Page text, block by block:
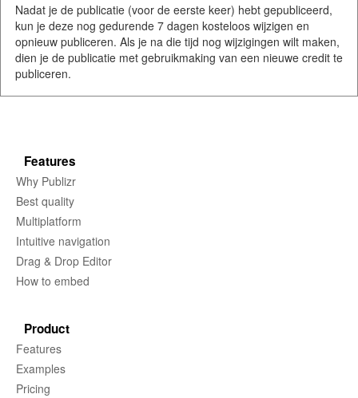
Nadat je de publicatie (voor de eerste keer) hebt gepubliceerd,
kun je deze nog gedurende 7 dagen kosteloos wijzigen en
opnieuw publiceren. Als je na die tijd nog wijzigingen wilt maken,
dien je de publicatie met gebruikmaking van een nieuwe credit te
publiceren.
Features
Why Publizr
Best quality
Multiplatform
Intuitive navigation
Drag & Drop Editor
How to embed
Product
Features
Examples
Pricing